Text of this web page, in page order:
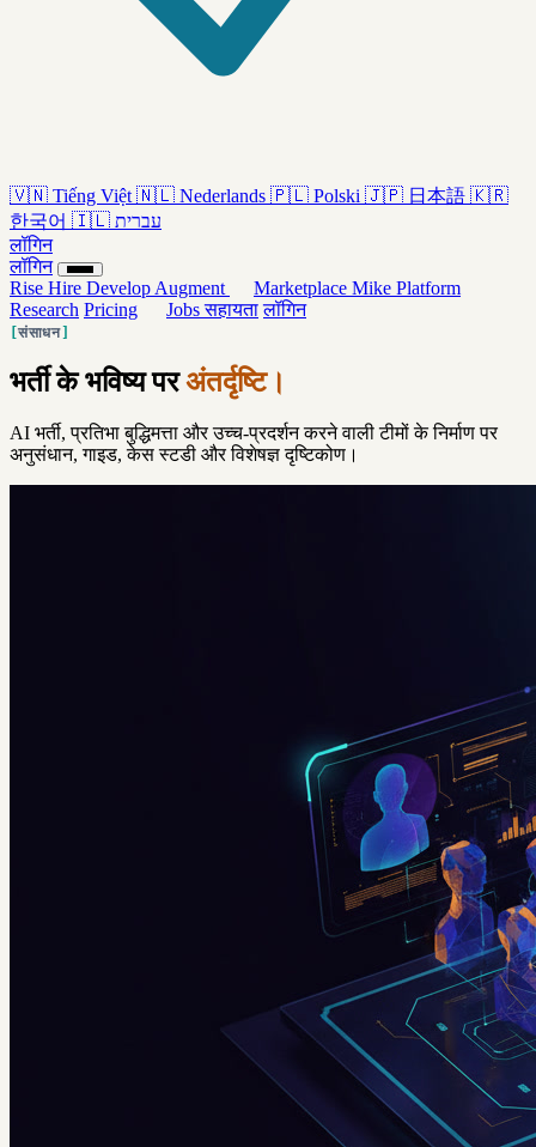
🇻🇳 Tiếng Việt 🇳🇱 Nederlands 🇵🇱 Polski 🇯🇵 日本語 🇰🇷
한국어 🇮🇱 עברית
लॉगिन
लॉगिन
Rise Hire Develop Augment Marketplace Mike Platform
Research Pricing Jobsसहायता लॉगिन
संसाधन
भर्ती के भविष्य परअंतर्दृष्टि।
AI भर्ती, प्रतिभा बुद्धिमत्ता और उच्च-प्रदर्शन करने वाली टीमों के निर्माण पर
अनुसंधान, गाइड, केस स्टडी और विशेषज्ञ दृष्टिकोण।